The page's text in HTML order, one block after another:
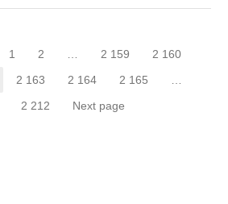
Страница
1 Страница
2 Страница
2 159 Страница
2 160
Страница
2 163 Страница
2 164 Страница
2 165
Страница
2 212 Next page